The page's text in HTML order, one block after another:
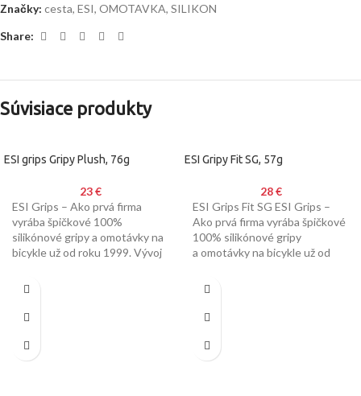
Značky: cesta, ESI, OMOTAVKA, SILIKON
Share:
Súvisiace produkty
ESI grips Gripy Plush, 76g
23€
ESI Grips – Ako prvá firma
vyrába špičkové 100%
silikónové gripy a omotávky na
bicykle už od roku 1999. Vývoj
ESI Gripy Fit SG, 57g
28€
ESI Grips Fit SG ESI Grips –
Ako prvá firma vyrába špičkové
100% silikónové gripy
a omotávky na bicykle už od